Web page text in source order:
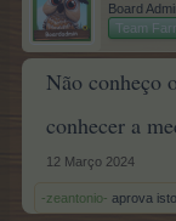
Board
Team
Não conheço
conhecer a
12 Março 2024
-zeantonio- aprova isto.